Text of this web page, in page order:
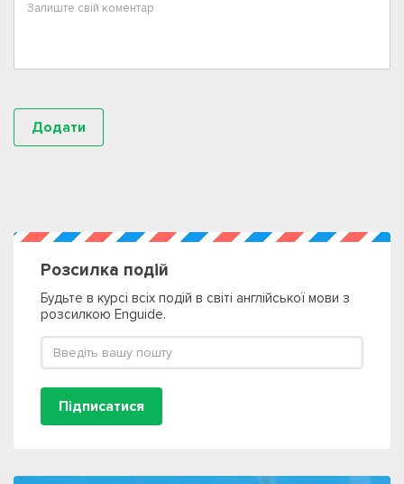
Розсилка подій
Будьте в курсі всіх подій в світі англійської мови з
розсилкою Enguide.
Підписатися